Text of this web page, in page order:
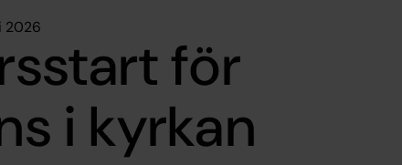
2026
för
i kyrkan